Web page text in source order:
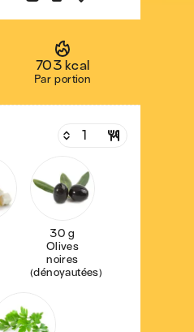
703 kcal
Par portion
30 g
Olives
noires
(dénoyautées)